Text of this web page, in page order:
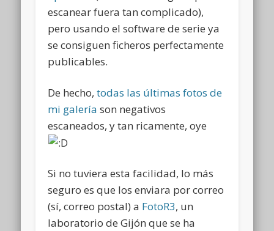
escanear fuera tan complicado),
pero usando el software de serie ya
se consiguen ficheros perfectamente
publicables.
De hecho,todas las últimas fotos de
mi galería son negativos
escaneados, y tan ricamente, oye
Si no tuviera esta facilidad, lo más
seguro es que los enviara por correo
(sí, correo postal) a FotoR3, un
laboratorio de Gijón que se ha